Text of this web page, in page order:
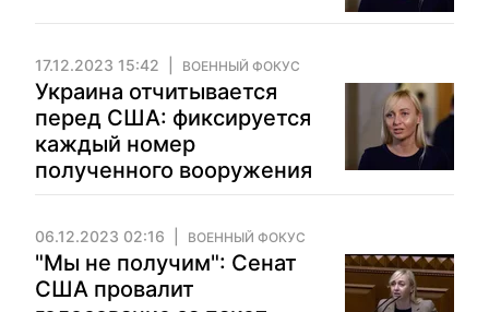
17.12.2023 15:42 ВОЕННЫЙ ФОКУС
Украина отчитывается
перед США: фиксируется
каждый номер
полученного вооружения
06.12.2023 02:16 ВОЕННЫЙ ФОКУС
"Мы не получим": Сенат
США провалит